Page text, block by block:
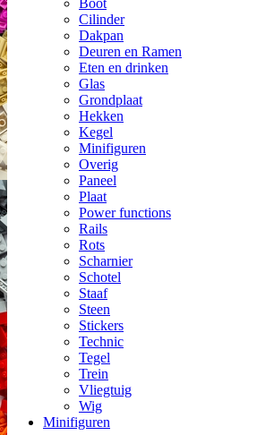
Boot
Cilinder
Dakpan
Deuren en Ramen
Eten en drinken
Glas
Grondplaat
Hekken
Kegel
Minifiguren
Overig
Paneel
Plaat
Power functions
Rails
Rots
Scharnier
Schotel
Staaf
Steen
Stickers
Technic
Tegel
Trein
Vliegtuig
Wig
Minifiguren